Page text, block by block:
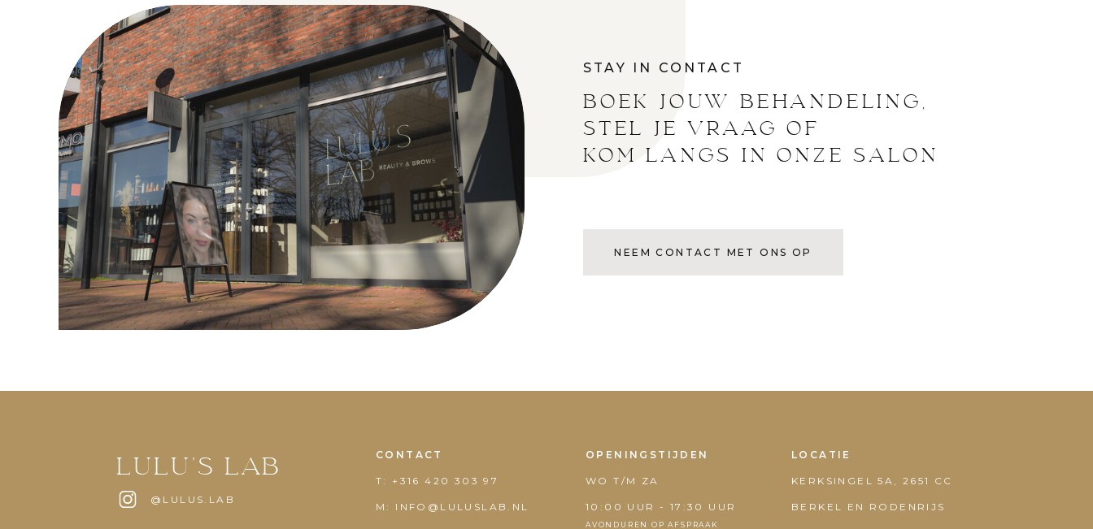
STAY IN CONTACT
BOEK JOUW BEHANDELING,
STEL JE VRAAG OF
KOM LANGS IN ONZE SALON
NEEM CONTACT MET ONS OP
CONTACT
T: +316 420 303 97
M: INFO@LULUSLAB.NL 10:00 UUR - 17:30 UUR
OPENINGSTIJDEN
WO T/M ZA
LULU'S LAB
BERKEL EN RODENRIJS
LOCATIE
KERKSINGEL 5A, 2651 CC
@LULUS.LAB
AVONDUREN OP AFSPRAAK